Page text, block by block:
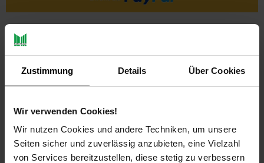
Zustimmung Details Über Cookies
Wir verwenden Cookies!
Wir nutzen Cookies und andere Techniken, um unsere
Seiten sicher und zuverlässig anzubieten, eine Vielzahl
von Services bereitzustellen, diese stetig zu verbessern
Ja, ich möchte ein Altgerät abgeben.
PAYBACK